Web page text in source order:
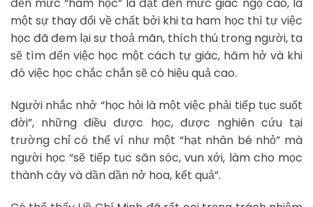
đến mức “ham học” là đạt đến mức giác ngộ cao, là
một sự thay đổi về chất bởi khi ta ham học thì tự việc
học đã đem lại sự thoả mãn, thích thú trong người, ta
sẽ tìm đến việc học một cách tự giác, hăm hở và khi
đó việc học chắc chắn sẽ có hiệu quả cao.
Người nhắc nhở “học hỏi là một việc phải tiếp tục suốt
đời”, những điều được học, được nghiên cứu tại
trường chỉ có thể ví như một “hạt nhân bé nhỏ” mà
người học “sẽ tiếp tục săn sóc, vun xới, làm cho mọc
thành cây và dần dần nở hoa, kết quả”.